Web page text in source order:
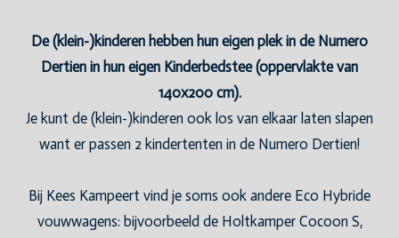
De (klein-)kinderen hebben hun eigen plek in de Numero
Dertien in hun eigen Kinderbedstee (oppervlakte van
140x200 cm).
Je kunt de (klein-)kinderen ook los van elkaar laten slapen
want er passen 2 kindertenten in de Numero Dertien!
Bij Kees Kampeert vind je soms ook andere Eco Hybride
vouwwagens: bijvoorbeeld de Holtkamper Cocoon S,